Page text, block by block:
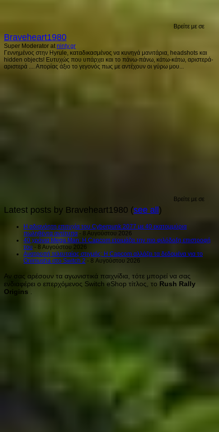
Βρείτε με σε
Braveheart1980
Super Moderator at ninty.gr
Γεννημένος στην Hyrule, καταδικασμένος να κυνηγά μανιτάρια, headshots και
hidden objects! Ευτυχώς που υπάρχει και το πάνω-πάνω, κάτω-κάτω, αριστερά-
αριστερά .... Απορίας άξιο το γεγονός πως με αντέχουν οι γύρω μου...
Βρείτε με σε
Latest posts by Braveheart1980 (see all)
H αδιανόητη επιτυχία του Cyberpunk 2077 με 40 εκατομμύρια
πωληθέντα αντίτυπα - 8 Αυγούστου 2026
40 χρόνια Mega Man: Η Capcom ετοιμάζει την πιο φιλόδοξη επιστροφή
του - 8 Αυγούστου 2026
Ανατροπή τελευταίας στιγμής: Η Capcom αλλάζει τα δεδομένα για το
Onimusha στο Switch 2 - 8 Αυγούστου 2026
Αν σας αρέσουν τα αγωνιστικά παιχνίδια, τότε μπορεί να σας
ενδιαφέρει ο επερχόμενος Switch eShop τίτλος, το Rush Rally
Origins